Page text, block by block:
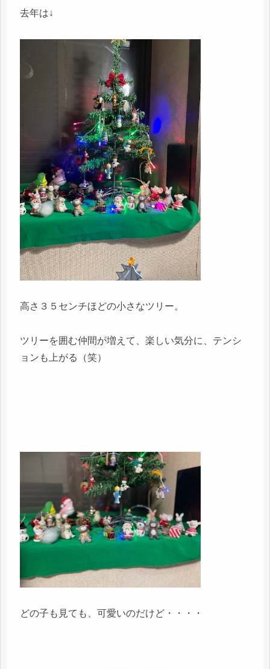
去年は↓
高さ３５センチほどの小さなツリー。
ツリーを囲む仲間が増えて、楽しい気分に、テンシ
ョンも上がる（笑）
どの子も見ても、可愛いのだけど・・・・